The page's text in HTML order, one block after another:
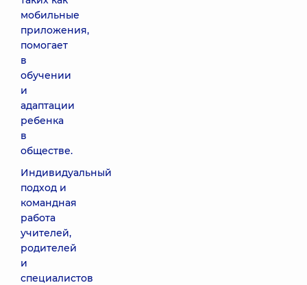
мобильные
приложения,
помогает
в
обучении
и
адаптации
ребенка
в
обществе.
Индивидуальный
подход и
командная
работа
учителей,
родителей
и
специалистов